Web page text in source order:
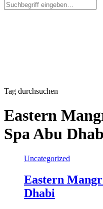
Tag durchsuchen
Eastern
Spa Abu
Uncategorized
Eastern
Dhabi